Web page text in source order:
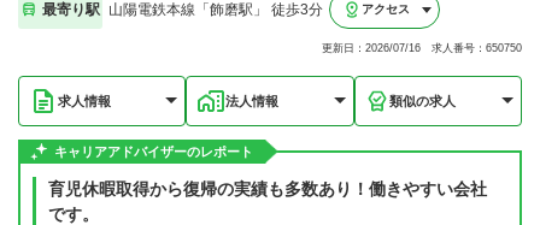
最寄り駅 山陽電鉄本線「飾磨駅」 徒歩3分 アクセス
更新日：2026/07/16 求人番号：650750
求人情報 法人情報 類似の求人
キャリアアドバイザーのレポート
育児休暇取得から復帰の実績も多数あり！働きやすい会社
です。